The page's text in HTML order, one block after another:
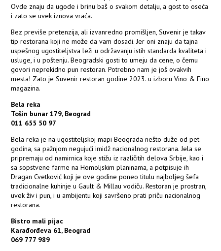
Ovde znaju da ugode i brinu baš o svakom detalju, a gost to oseća
i zato se uvek iznova vraća.
Bez previše pretenzija, ali izvanredno promišljen, Suvenir je takav
tip restorana koji ne može da vam dosadi. Jer oni znaju da tajna
uspešnog ugostiteljstva leži u održavanju istih standarda kvaliteta i
usluge, i u poštenju. Beogradski gosti to umeju da cene, o čemu
govori neprekidno pun restoran. Potrebno nam je još ovakvih
mesta! Zato je Suvenir restoran godine 2023. u izboru Vino & Fino
magazina.
Bela reka
Tošin bunar 179, Beograd
011 655 50 97
Bela reka je na ugostiteljskoj mapi Beograda nešto duže od pet
godina, sa pažnjom negujući imidž nacionalnog restorana. Jela se
pripremaju od namirnica koje stižu iz različitih delova Srbije, kao i
sa sopstvene farme na Homoljskim planinama, a potpisuje ih
Dragan Cvetković koji je ove godine poneo titulu najboljeg šefa
tradicionalne kuhinje u Gault & Millau vodiču. Restoran je prostran,
uvek živ i pun, i u ambijentu koji savršeno prati priču nacionalnog
restorana.
Bistro mali pijac
Karađorđeva 61, Beograd
069 777 989